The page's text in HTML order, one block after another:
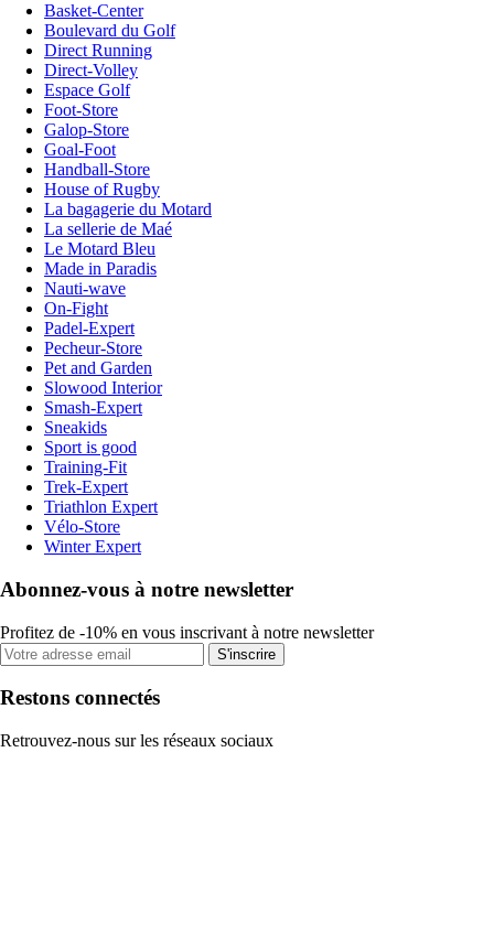
Basket-Center
Boulevard du Golf
Direct Running
Direct-Volley
Espace Golf
Foot-Store
Galop-Store
Goal-Foot
Handball-Store
House of Rugby
La bagagerie du Motard
La sellerie de Maé
Le Motard Bleu
Made in Paradis
Nauti-wave
On-Fight
Padel-Expert
Pecheur-Store
Pet and Garden
Slowood Interior
Smash-Expert
Sneakids
Sport is good
Training-Fit
Trek-Expert
Triathlon Expert
Vélo-Store
Winter Expert
Abonnez-vous à notre newsletter
Profitez de -10% en vous inscrivant à notre newsletter
S'inscrire
Restons connectés
Retrouvez-nous sur les réseaux sociaux